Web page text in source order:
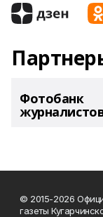
Фотобанк
© 2015-2026
газеты